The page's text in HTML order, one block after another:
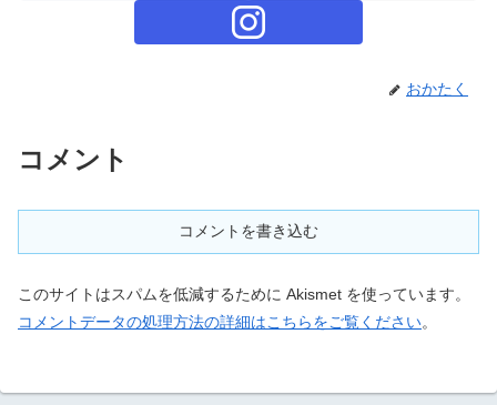
おかたく
コメント
コメントを書き込む
このサイトはスパムを低減するために Akismet を使っています。
コメントデータの処理方法の詳細はこちらをご覧ください。